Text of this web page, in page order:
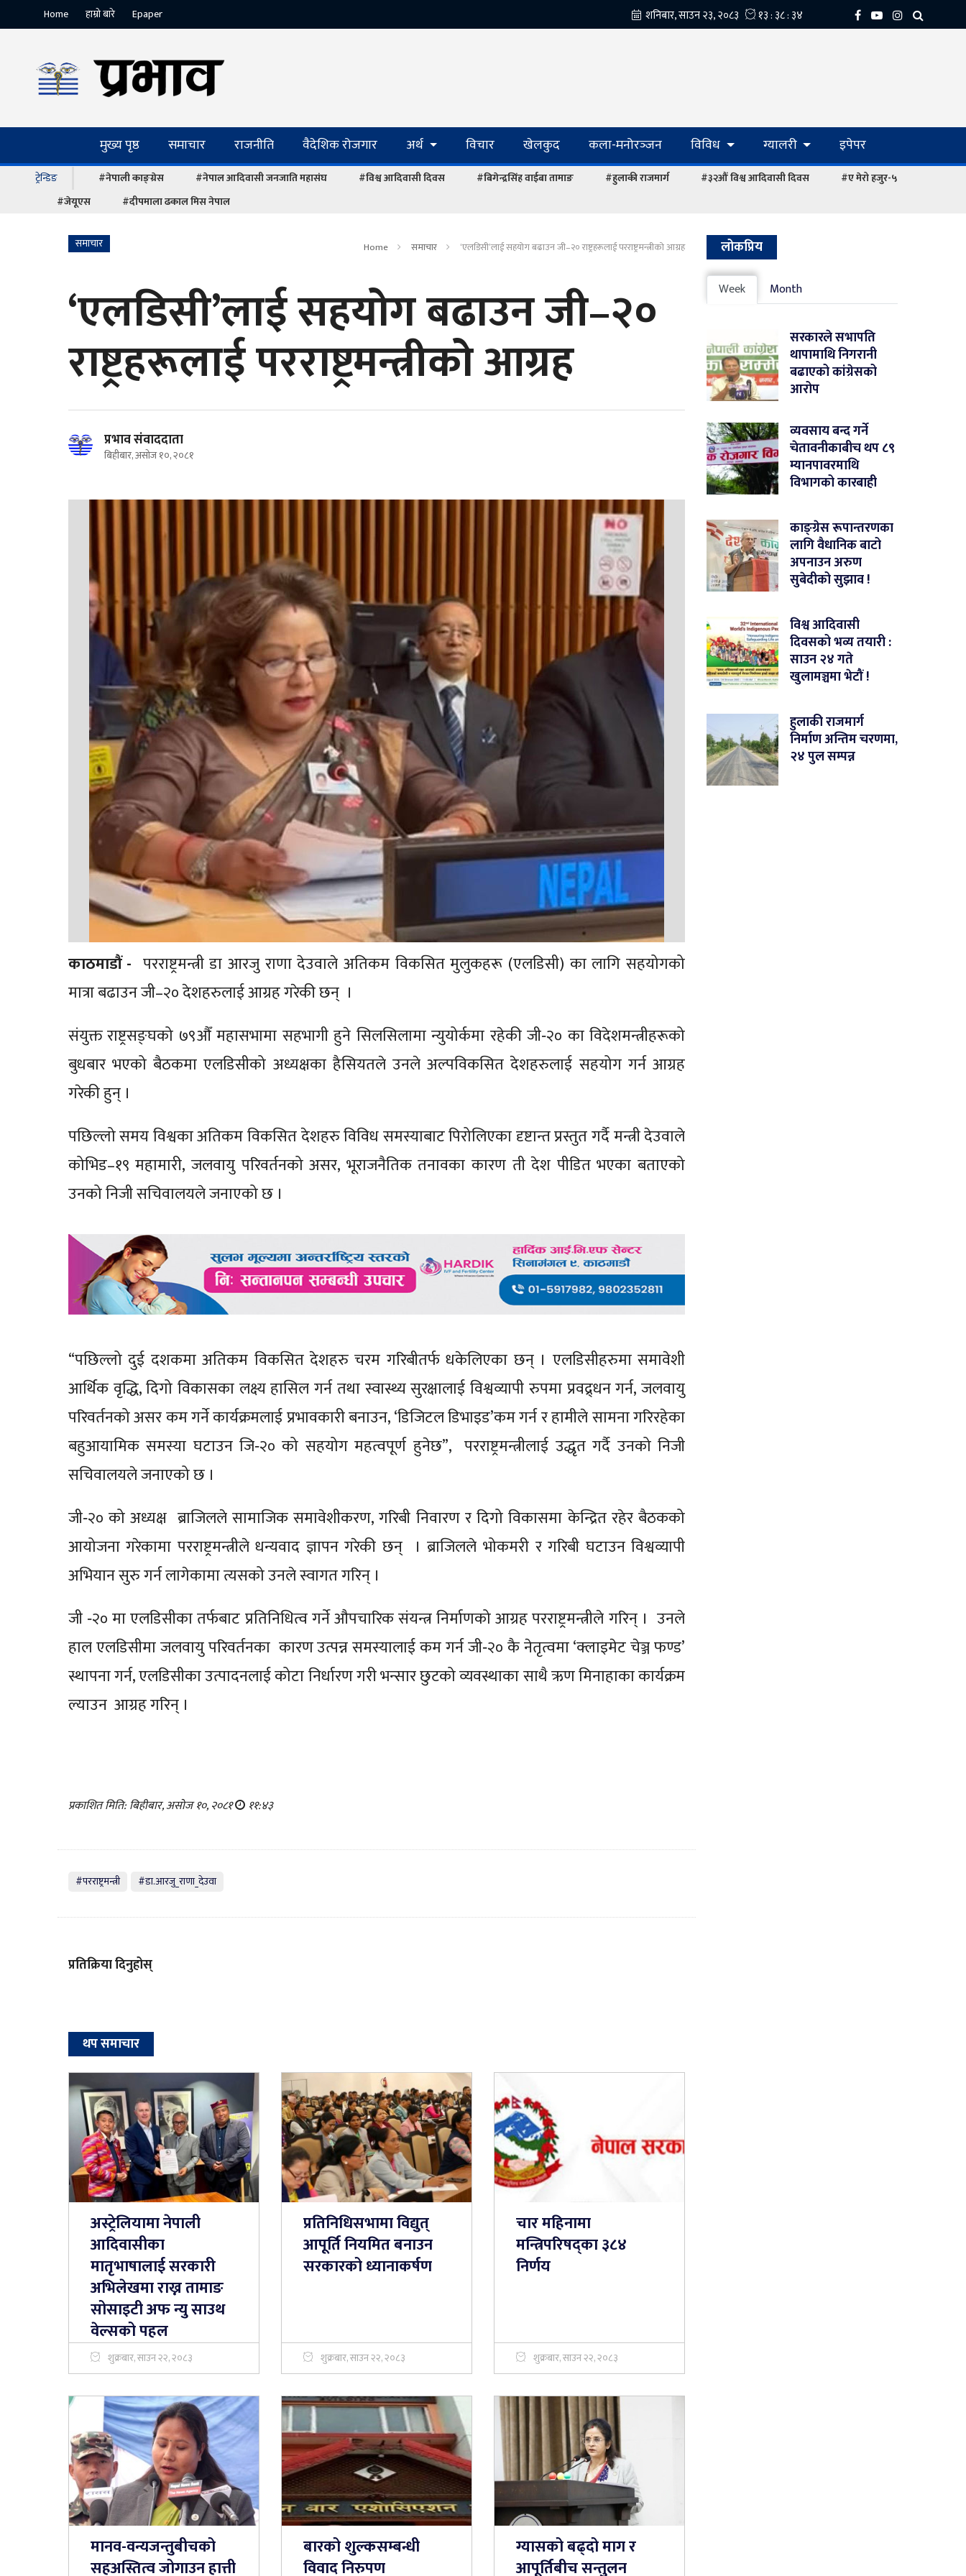
Home हाम्रो बारे Epaper
मुख्य पृष्ठ समाचार राजनीति वैदेशिक रोजगार अर्थ विचार खेलकुद कला-मनोरञ्‍जन विविध ग्यालरी इपेपर
ट्रेन्डिङ #नेपाली काङ्ग्रेस #नेपाल आदिवासी जनजाति महासंघ #विश्व आदिवासी दिवस #बिगेन्द्रसिंह वाईबा तामाङ #हुलाकी राजमार्ग #३२औं विश्व आदिवासी दिवस
#ए मेरो हजुर-५
#जेयूएस
#दीपमाला ढकाल मिस नेपाल
समाचार Home समाचार ‘एलडिसी’लाई सहयोग बढाउन जी–२० राष्ट्रहरूलाई परराष्ट्रमन्त्रीको आग्रह
‘एलडिसी’लाई सहयोग बढाउन जी–२०
राष्ट्रहरूलाई परराष्ट्रमन्त्रीको आग्रह
प्रभाव संवाददाता
बिहीबार, असोज १०, २०८१
काठमाडौं - परराष्ट्रमन्त्री डा आरजु राणा देउवाले अतिकम विकसित मुलुकहरू (एलडिसी) का लागि सहयोगको
मात्रा बढाउन जी–२० देशहरुलाई आग्रह गरेकी छन् ।
संयुक्त राष्ट्रसङ्घको ७९औँ महासभामा सहभागी हुने सिलसिलामा न्युयोर्कमा रहेकी जी‐२० का विदेशमन्त्रीहरूको
बुधबार भएको बैठकमा एलडिसीको अध्यक्षका हैसियतले उनले अल्पविकसित देशहरुलाई सहयोग गर्न आग्रह
गरेकी हुन् ।
पछिल्लो समय विश्वका अतिकम विकसित देशहरु विविध समस्याबाट पिरोलिएका दृष्टान्त प्रस्तुत गर्दै मन्त्री देउवाले
कोभिड–१९ महामारी, जलवायु परिवर्तनको असर, भूराजनैतिक तनावका कारण ती देश पीडित भएका बताएको
उनको निजी सचिवालयले जनाएको छ ।
“पछिल्लो दुई दशकमा अतिकम विकसित देशहरु चरम गरिबीतर्फ धकेलिएका छन् । एलडिसीहरुमा समावेशी
आर्थिक वृद्धि, दिगो विकासका लक्ष्य हासिल गर्न तथा स्वास्थ्य सुरक्षालाई विश्वव्यापी रुपमा प्रवद्र्धन गर्न, जलवायु
परिवर्तनको असर कम गर्ने कार्यक्रमलाई प्रभावकारी बनाउन, ‘डिजिटल डिभाइड’कम गर्न र हामीले सामना गरिरहेका
बहुआयामिक समस्या घटाउन जि‐२० को सहयोग महत्वपूर्ण हुनेछ”, परराष्ट्रमन्त्रीलाई उद्धृत गर्दै उनको निजी
सचिवालयले जनाएको छ ।
जी‐२० को अध्यक्ष ब्राजिलले सामाजिक समावेशीकरण, गरिबी निवारण र दिगो विकासमा केन्द्रित रहेर बैठकको
आयोजना गरेकामा परराष्ट्रमन्त्रीले धन्यवाद ज्ञापन गरेकी छन् । ब्राजिलले भोकमरी र गरिबी घटाउन विश्वव्यापी
अभियान सुरु गर्न लागेकामा त्यसको उनले स्वागत गरिन् ।
जी ‐२० मा एलडिसीका तर्फबाट प्रतिनिधित्व गर्ने औपचारिक संयन्त्र निर्माणको आग्रह परराष्ट्रमन्त्रीले गरिन् । उनले
हाल एलडिसीमा जलवायु परिवर्तनका कारण उत्पन्न समस्यालाई कम गर्न जी‐२० कै नेतृत्वमा ‘क्लाइमेट चेञ्ज फण्ड’
स्थापना गर्न, एलडिसीका उत्पादनलाई कोटा निर्धारण गरी भन्सार छुटको व्यवस्थाका साथै ऋण मिनाहाका कार्यक्रम
ल्याउन आग्रह गरिन‍् ।
प्रकाशित मिति: बिहीबार, असोज १०, २०८१ ११:४३
#परराष्ट्रमन्त्री #डा.आरजु_राणा_देउवा
प्रतिक्रिया दिनुहोस्
थप समाचार
अस्ट्रेलियामा नेपाली
आदिवासीका
मातृभाषालाई सरकारी
अभिलेखमा राख्न तामाङ
सोसाइटी अफ न्यु साउथ
वेल्सको पहल
शुक्रबार, साउन २२, २०८३
प्रतिनिधिसभामा विद्युत्
आपूर्ति नियमित बनाउन
सरकारको ध्यानाकर्षण
शुक्रबार, साउन २२, २०८३
चार महिनामा
मन्त्रिपरिषद्का ३८४
निर्णय
शुक्रबार, साउन २२, २०८३
मानव-वन्यजन्तुबीचको
सहअस्तित्व जोगाउन हात्ती
बारको शुल्कसम्बन्धी
विवाद निरुपण
ग्यासको बढ्दो माग र
आपूर्तिबीच सन्तुलन
लोकप्रिय
Week Month
सरकारले सभापति
थापामाथि निगरानी
बढाएको कांग्रेसको
आरोप
व्यवसाय बन्द गर्ने
चेतावनीकाबीच थप ८९
म्यानपावरमाथि
विभागको कारबाही
काङ्ग्रेस रूपान्तरणका
लागि वैधानिक बाटो
अपनाउन अरुण
सुबेदीको सुझाव !
विश्व आदिवासी
दिवसको भव्य तयारी :
साउन २४ गते
खुलामञ्चमा भेटौं !
हुलाकी राजमार्ग
निर्माण अन्तिम चरणमा,
२४ पुल सम्पन्न